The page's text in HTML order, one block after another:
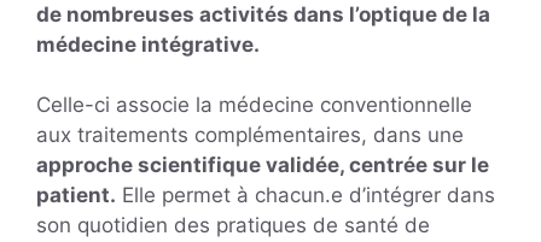
de nombreuses activités dans l’optique de la
médecine intégrative.
Celle-ci associe la médecine conventionnelle
aux traitements complémentaires, dans une
approche scientifique validée, centrée sur le
patient. Elle permet à chacun.e d’intégrer dans
son quotidien des pratiques de santé de